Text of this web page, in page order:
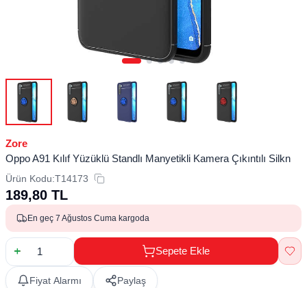
Zore
Oppo A91 Kılıf Yüzüklü Standlı Manyetikli Kamera Çıkıntılı Silkn
Ürün Kodu:T14173
189,80 TL
En geç 7 Ağustos Cuma kargoda
Sepete Ekle
Fiyat Alarmı Paylaş